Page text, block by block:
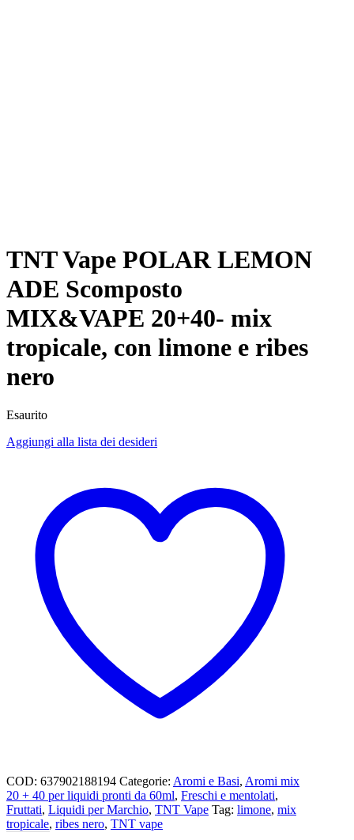
TNT Vape POLAR LEMON
ADE Scomposto
MIX&VAPE 20+40- mix
tropicale, con limone e ribes
nero
Esaurito
Aggiungi alla lista dei desideri
COD: 637902188194 Categorie: Aromi e Basi, Aromi mix
20 + 40 per liquidi pronti da 60ml, Freschi e mentolati,
Fruttati, Liquidi per Marchio, TNT Vape Tag: limone, mix
tropicale, ribes nero, TNT vape